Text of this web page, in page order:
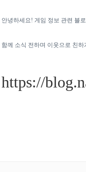
안녕하세요! 게임 정보 관련 블
함께 소식 전하며 이웃으로 친
https://